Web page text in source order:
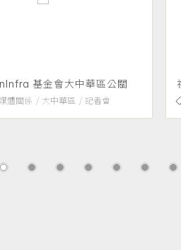
能源 (Flotation Energy)
體 媒體關係 媒體專訪